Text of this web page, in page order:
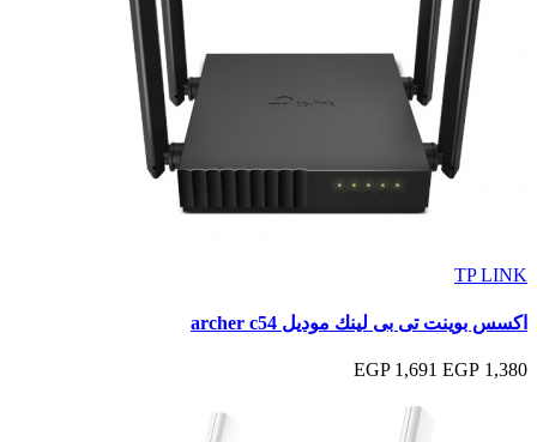
TP LINK
اكسس بوينت تى بى لينك موديل archer c54
1,380 EGP
1,691 EGP